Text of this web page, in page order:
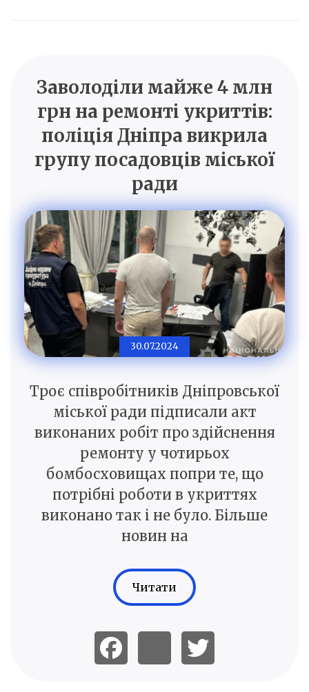
Заволоділи майже 4 млн
грн на ремонті укриттів:
поліція Дніпра викрила
групу посадовців міської
ради
30.07.2024
Троє співробітників Дніпровської
міської ради підписали акт
виконаних робіт про здійснення
ремонту у чотирьох
бомбосховищах попри те, що
потрібні роботи в укриттях
виконано так і не було. Більше
новин на
Читати